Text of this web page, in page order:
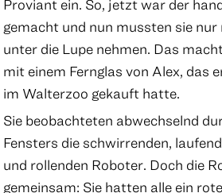
Proviant ein. So, jetzt war der
gemacht und nun mussten sie nur
unter die Lupe nehmen. Das
mit einem Fernglas von Alex, das
im Walterzoo gekauft hatte.
Sie beobachteten abwechselnd
Fensters die schwirrenden,
und rollenden Roboter. Doch die
gemeinsam: Sie hatten alle ein